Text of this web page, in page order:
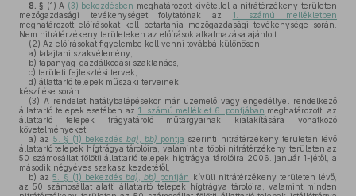
8. § (1) A (3) bekezdésben meghatározott kivétellel a nitrátérzékeny területen
mezőgazdasági tevékenységet folytatónak az 1. számú mellékletben
meghatározott előírásokat kell betartania mezőgazdasági tevékenysége során.
Nem nitrátérzékeny területeken az előírások alkalmazása ajánlott.
(2) Az előírásokat figyelembe kell venni továbbá különösen:
a) talajtani szakvélemény,
b) tápanyag-gazdálkodási szaktanács,
c) területi fejlesztési tervek,
d) állattartó telepek műszaki terveinek
készítése során.
(3) A rendelet hatálybalépésekor már üzemelő vagy engedéllyel rendelkező
állattartó telepek esetében az 1. számú melléklet 6. pontjában meghatározott, az
állattartó telepek trágyatároló műtárgyainak kialakítására vonatkozó
követelményeket
a) az 5. § (1) bekezdés ba) bb) pontja szerinti nitrátérzékeny területen lévő
állattartó telepek hígtrágya tárolóira, valamint a többi nitrátérzékeny területen az
50 számosállat fölötti állattartó telepek hígtrágya tárolóira 2006. január 1-jétől, a
második négyéves szakasz kezdetétől,
b) az5. § (1) bekezdésba) ,bb) pontján kívüli nitrátérzékeny területen lévő,
az 50 számosállat alatti állattartó telepek hígtrágya tárolóira, valamint minden